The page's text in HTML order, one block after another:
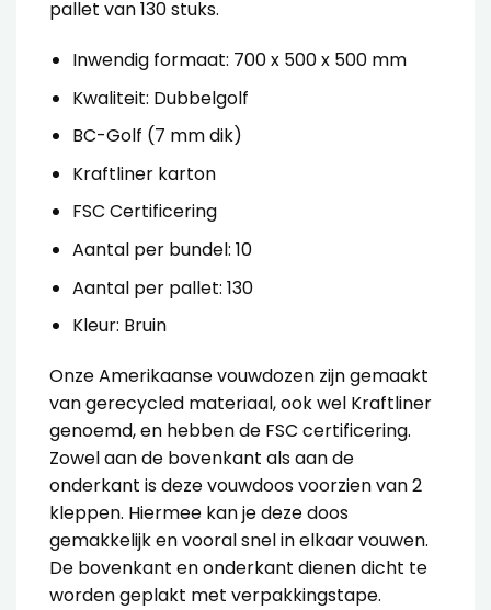
pallet van 130 stuks.
Inwendig formaat: 700 x 500 x 500 mm
Kwaliteit: Dubbelgolf
BC-Golf (7 mm dik)
Kraftliner karton
FSC Certificering
Aantal per bundel: 10
Aantal per pallet: 130
Kleur: Bruin
Onze Amerikaanse vouwdozen zijn gemaakt
van gerecycled materiaal, ook wel Kraftliner
genoemd, en hebben de FSC certificering.
Zowel aan de bovenkant als aan de
onderkant is deze vouwdoos voorzien van 2
kleppen. Hiermee kan je deze doos
gemakkelijk en vooral snel in elkaar vouwen.
De bovenkant en onderkant dienen dicht te
worden geplakt met verpakkingstape.